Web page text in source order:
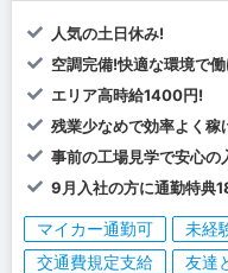
人気の土日休み!
空調完備!快適な環境で
エリア高時給1400円!
残業少なめで効率よく稼
事前の工場見学で安心の
9月入社の方に通勤特典
マイカー通勤可 未経
交通費規定支給
友達